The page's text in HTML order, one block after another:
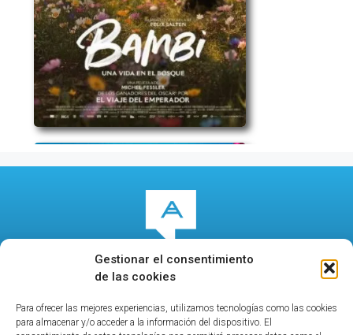
Gestionar el consentimiento
de las cookies
Para ofrecer las mejores experiencias, utilizamos tecnologías como las cookies
para almacenar y/o acceder a la información del dispositivo. El
© 2026culturalcala.es|Concejalía de Cultura|